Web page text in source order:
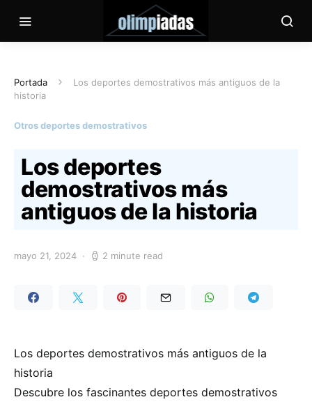
Portada
Los deportes demostrativos más antiguos de la
historia
Otros deportes demostrativos
Los deportes
demostrativos más
antiguos de la historia
mayo 21, 2024 2 minute read
Los deportes demostrativos más antiguos de la
historia
Descubre los fascinantes deportes demostrativos